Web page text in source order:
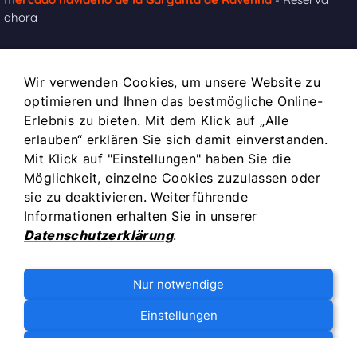
ahora
INFOS
Impressum
Kontakt
Datenschutz
Allgemeine Geschäftsbedingungen
Häufige Fragen zu Buchung, Stornierung und Teilnahme /
FAQ
Neck Hilpert GbR - 2026 © | Alle Texte und Bilder auf dieser
Wir verwenden Cookies, um unsere Website zu
optimieren und Ihnen das bestmögliche Online-
Erlebnis zu bieten. Mit dem Klick auf „Alle
erlauben“ erklären Sie sich damit einverstanden.
Mit Klick auf "Einstellungen" haben Sie die
Möglichkeit, einzelne Cookies zuzulassen oder
sie zu deaktivieren. Weiterführende
Informationen erhalten Sie in unserer
Datenschutzerklärung.
Nur notwendige
Einstellungen